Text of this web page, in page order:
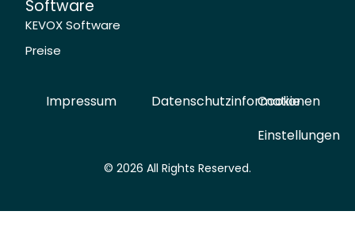
Software
KEVOX Software
Preise
Impressum Datenschutzinformationen
Cookie
Einstellungen
© 2026 All Rights Reserved.